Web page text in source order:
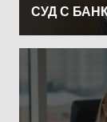
СУД С